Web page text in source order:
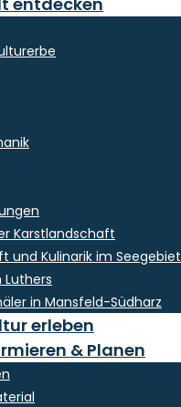
Karstlandschaft
und Kulinarik im Seegebiet
Luthers
in Mansfeld-Südharz
erleben
& Planen